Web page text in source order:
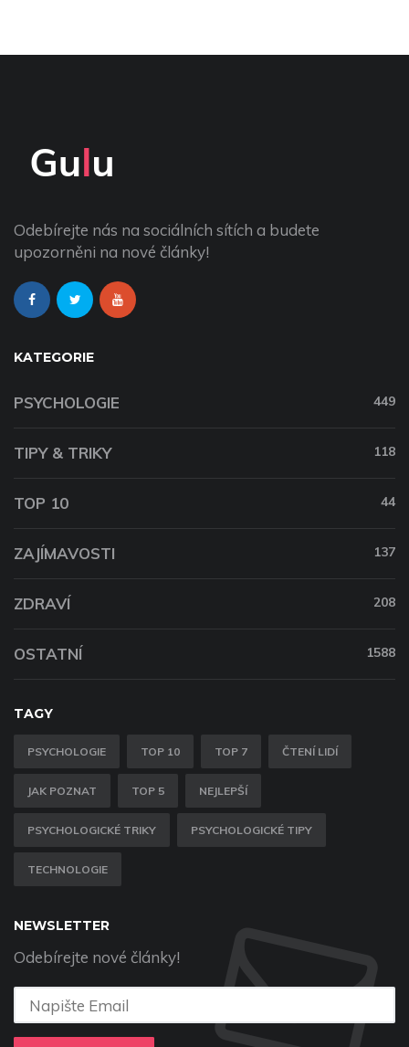
Odebírejte nás na sociálních sítích a budete
upozorněni na nové články!
KATEGORIE
PSYCHOLOGIE 449
TIPY & TRIKY 118
TOP 10 44
ZAJÍMAVOSTI 137
ZDRAVÍ 208
OSTATNÍ 1588
TAGY
PSYCHOLOGIE TOP 10 TOP 7 ČTENÍ LIDÍ
JAK POZNAT TOP 5 NEJLEPŠÍ
PSYCHOLOGICKÉ TRIKY PSYCHOLOGICKÉ TIPY
TECHNOLOGIE
NEWSLETTER
Odebírejte nové články!